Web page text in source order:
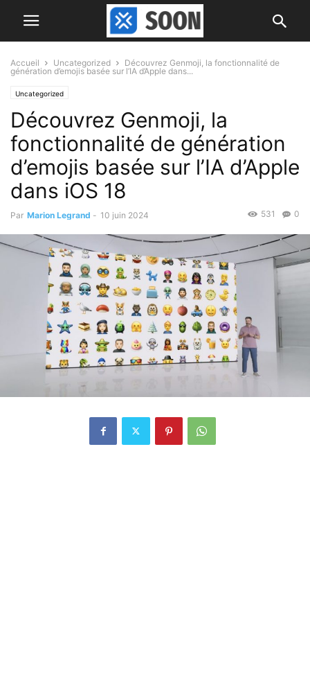
Accueil Uncategorized
Découvrez Genmoji, la fonctionnalité de
génération d’emojis basée sur l’IA d’Apple dans...
Uncategorized
Découvrez Genmoji, la
fonctionnalité de génération
d’emojis basée sur l’IA d’Apple
dans iOS 18
Par Marion Legrand - 10 juin 2024 0
531